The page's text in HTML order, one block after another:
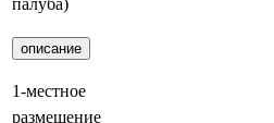
описание
1-местное
размещение